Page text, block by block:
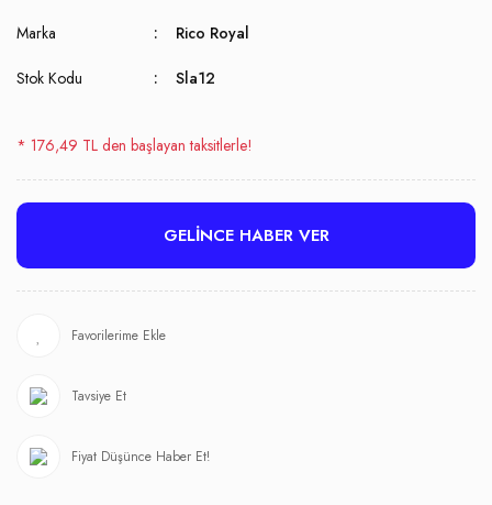
Marka Rico Royal
Stok Kodu Sla12
* 176,49 TL den başlayan taksitlerle!
GELİNCE HABER VER
Tavsiye Et
Fiyat Düşünce Haber Et!